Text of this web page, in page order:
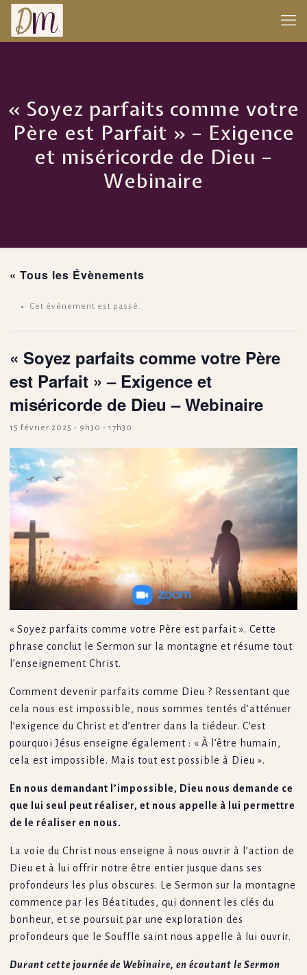
« Soyez parfaits comme votre
Père est Parfait » – Exigence
et miséricorde de Dieu –
Webinaire
« Tous les Évènements
Cet évènement est passé.
« Soyez parfaits comme votre Père
est Parfait » – Exigence et
miséricorde de Dieu – Webinaire
15 février 2025 - 9h30 -17h30
« Soyez parfaits comme votre Père est parfait ». Cette
phrase conclut le Sermon sur la montagne et résume tout
l’enseignement Christ.
Comment devenir parfaits comme Dieu ? Ressentant que
cela nous est impossible, nous sommes tentés d’atténuer
l’exigence du Christ et d’entrer dans la tiédeur. C’est
pourquoi Jésus enseigne également : « À l’être humain,
cela est impossible. Mais tout est possible à Dieu ».
En nous demandant l’impossible, Dieu nous demande ce
que lui seul peut réaliser, et nous appelle à lui permettre
de le réaliser en nous.
La voie du Christ nous enseigne à nous ouvrir à l’action de
Dieu et à lui offrir notre être entier jusque dans ses
profondeurs les plus obscures. Le Sermon sur la montagne
commence par les Béatitudes, qui donnent les clés du
bonheur, et se poursuit par une exploration des
profondeurs que le Souffle saint nous appelle à lui ouvrir.
Durant cette journée de Webinaire, en écoutant le Sermon